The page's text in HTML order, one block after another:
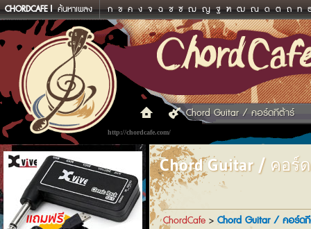
CHORDCAFE ค้นหาเพลง ก ข ค ง จ ฉ ช ซ ฌ ญ ฐ ฑ ฒ ณ ด ต ถ ท
http://chordcafe.com/
Chord Guitar / คอร์ดกีต้าร์
Chord Guitar / คอร์
ChordCafe > Chord Guitar / คอร์ด